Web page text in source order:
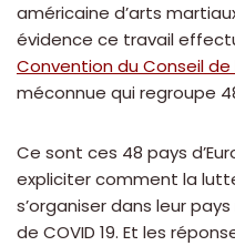
américaine d’arts
évidence ce travail
Convention du Conseil de
méconnue qui regroupe
Ce sont ces 48 pays
expliciter comment la
s’organiser dans leur
de COVID 19. Et les